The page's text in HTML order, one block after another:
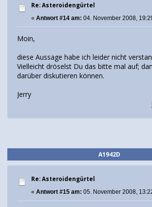
Re: Asteroidengürtel
« Antwort #14 am: 04. November 2008,
Moin,
diese Aussage habe ich leider nicht
Vielleicht dröselst Du das bitte mal auf;
darüber diskutieren können.
Jerry
A1942D
Re: Asteroidengürtel
« Antwort #15 am: 05. November 2008,